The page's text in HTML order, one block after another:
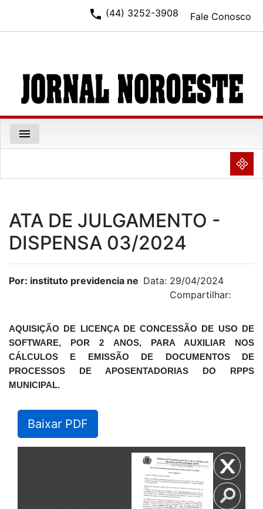
Fale Conosco
phone (44) 3252-3908
menu
NULL
ATA DE JULGAMENTO -
DISPENSA 03/2024
Por: instituto previdencia ne Data: 29/04/2024
Compartilhar:
AQUISIÇÃO DE LICENÇA DE CONCESSÃO DE USO DE
SOFTWARE, POR 2 ANOS, PARA AUXILIAR NOS
CÁLCULOS E EMISSÃO DE DOCUMENTOS DE
PROCESSOS DE APOSENTADORIAS DO RPPS
MUNICIPAL.
Baixar PDF